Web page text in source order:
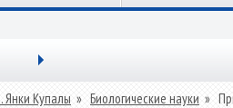
Янки Купалы » Биологические науки »